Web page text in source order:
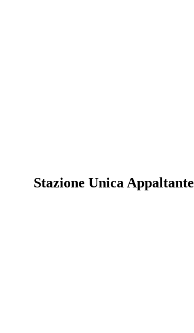
Stazione Unica Appaltante